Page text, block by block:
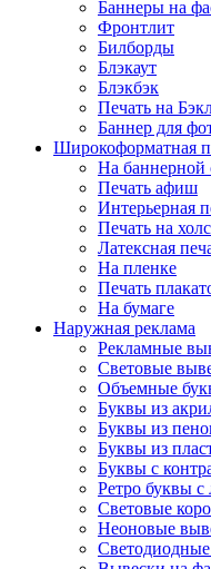
Баннеры на
Фронтлит
Билборды
Блэкаут
Блэкбэк
Печать на
Баннер для
Широкоформатная
На баннерной
Печать афиш
Интерьерная
Печать на
Латексная
На пленке
Печать
На бумаге
Наружная реклама
Рекламные
Световые
Объемные
Буквы из
Буквы из
Буквы из
Буквы с
Ретро буквы
Световые
Неоновые